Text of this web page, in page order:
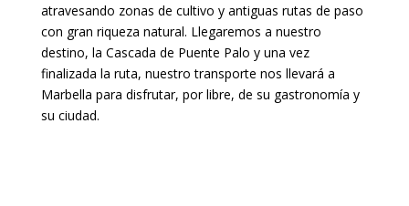
atravesando zonas de cultivo y antiguas rutas de paso
con gran riqueza natural. Llegaremos a nuestro
destino, la Cascada de Puente Palo y una vez
finalizada la ruta, nuestro transporte nos llevará a
Marbella para disfrutar, por libre, de su gastronomía y
su ciudad.